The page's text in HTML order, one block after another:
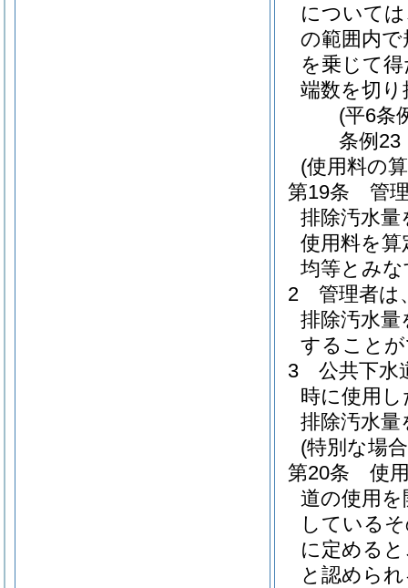
について
の範囲内
を乗じて
端数を切
(平6条
条例23
(使用料の
第19条
管
排除汚水
使用料を算
均等とみな
2
管理者は
排除汚水
すること
3
公共下水
時に使用
排除汚水
(特別な場
第20条
使
道の使用
している
に定める
と認めら